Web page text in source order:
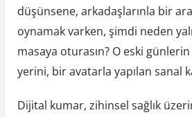
düşünsene, arkadaşlarınla bir
oynamak varken, şimdi neden
masaya oturasın? O eski
yerini, bir avatarla yapılan sanal
Dijital kumar, zihinsel sağlık